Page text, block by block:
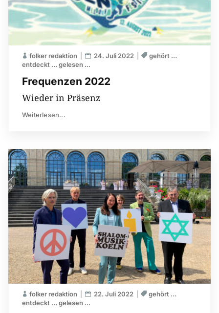
Frequenzen 2022
folker redaktion 24. Juli 2022
gehört …
entdeckt … gelesen ...
Wieder in Präsenz
Weiterlesen...
folker redaktion 22. Juli 2022
gehört …
entdeckt … gelesen ...